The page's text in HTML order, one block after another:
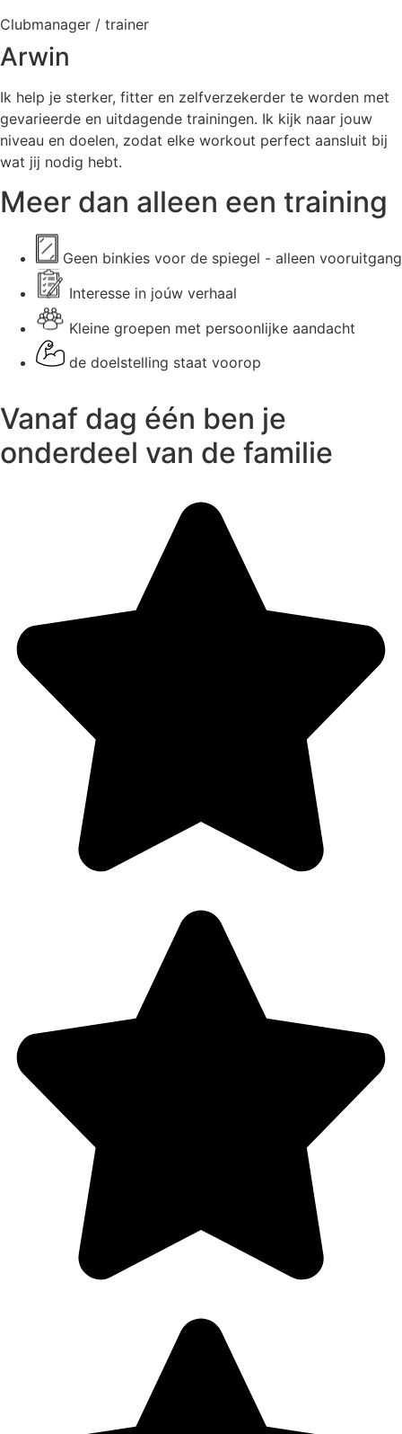
Clubmanager / trainer
Arwin
Ik help je sterker, fitter en zelfverzekerder te worden met
gevarieerde en uitdagende trainingen. Ik kijk naar jouw
niveau en doelen, zodat elke workout perfect aansluit bij
wat jij nodig hebt.
Meer dan alleen een training
Geen binkies voor de spiegel - alleen vooruitgang
Interesse in joúw verhaal
Kleine groepen met persoonlijke aandacht
de doelstelling staat voorop
Vanaf dag één ben je
onderdeel van de familie